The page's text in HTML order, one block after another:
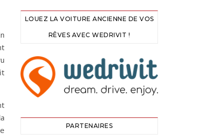
LOUEZ LA VOITURE ANCIENNE DE VOS
RÊVES AVEC WEDRIVIT !
PARTENAIRES